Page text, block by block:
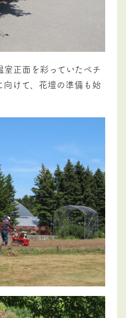
正面を彩っていたペチ
向けて、花壇の準備も始